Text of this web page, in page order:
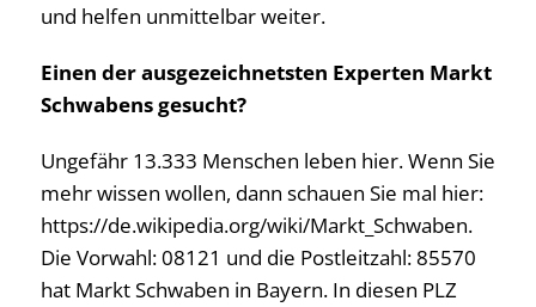
und helfen unmittelbar weiter.
Einen der ausgezeichnetsten Experten Markt
Schwabens gesucht?
Ungefähr 13.333 Menschen leben hier. Wenn Sie
mehr wissen wollen, dann schauen Sie mal hier:
https://de.wikipedia.org/wiki/Markt_Schwaben.
Die Vorwahl: 08121 und die Postleitzahl: 85570
hat Markt Schwaben in Bayern. In diesen PLZ